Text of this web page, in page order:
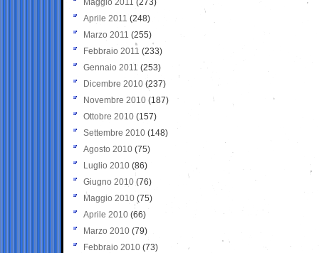
Maggio 2011 (273)
Aprile 2011 (248)
Marzo 2011 (255)
Febbraio 2011 (233)
Gennaio 2011 (253)
Dicembre 2010 (237)
Novembre 2010 (187)
Ottobre 2010 (157)
Settembre 2010 (148)
Agosto 2010 (75)
Luglio 2010 (86)
Giugno 2010 (76)
Maggio 2010 (75)
Aprile 2010 (66)
Marzo 2010 (79)
Febbraio 2010 (73)